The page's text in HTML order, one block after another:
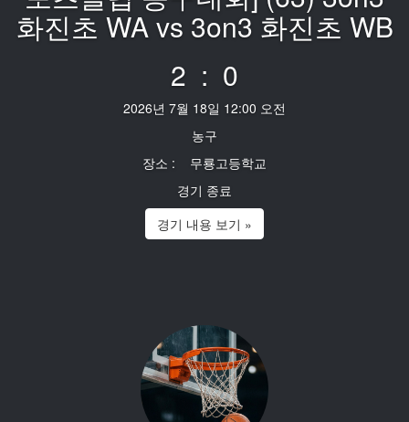
화진초 WA vs 3on3 화진초 WB
2 : 0
2026년 7월 18일 12:00 오전
농구
장소 : 무룡고등학교
경기 종료
경기 내용 보기 »